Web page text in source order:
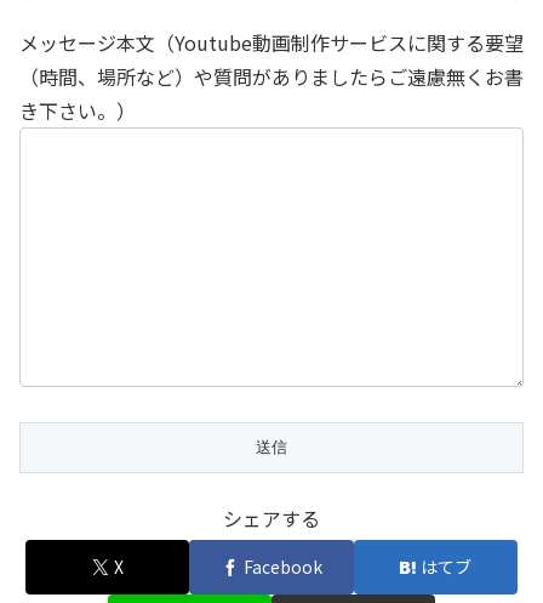
メッセージ本文（Youtube動画制作サービスに関する要望
（時間、場所など）や質問がありましたらご遠慮無くお書
き下さい。）
シェアする
X Facebook はてブ